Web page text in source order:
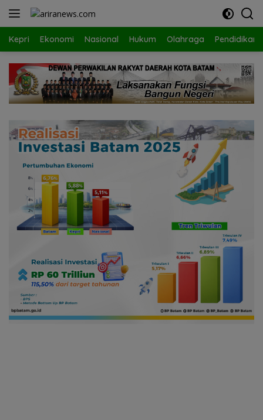
Langsung
Kepri Ekonomi Nasional Hukum Olahraga Pendidikan